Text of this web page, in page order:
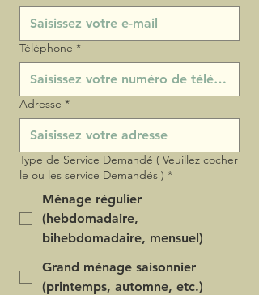
Téléphone *
Adresse *
Type de Service Demandé ( Veuillez cocher
le ou les service Demandés ) *
Ménage régulier
(hebdomadaire,
bihebdomadaire, mensuel)
Grand ménage saisonnier
(printemps, automne, etc.)